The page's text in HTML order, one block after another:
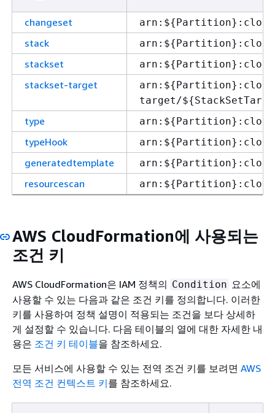
changeset arn:${
stack arn:${
stackset arn:${
stackset-target arn:${
target/${
type arn:${
typeHook arn:${
generatedtemplate arn:${
resourcescan arn:${
AWS CloudFormation에 사용되는
조건 키
AWS CloudFormation은 IAM 정책의 Condition 요소에
사용할 수 있는 다음과 같은 조건 키를 정의합니다. 이러한
키를 사용하여 정책 설명이 적용되는 조건을 보다 상세하
게 설정할 수 있습니다. 다음 테이블의 열에 대한 자세한 내
용은 조건 키 테이블을 참조하세요.
모든 서비스에 사용할 수 있는 전역 조건 키를 보려면 AWS
전역 조건 컨텍스트 키를 참조하세요.